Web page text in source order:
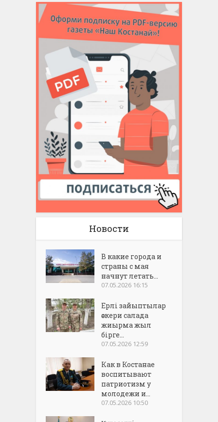
Новости
В какие города и
страны с мая
начнут летать...
07.05.2026 16:15
Ерлі зайыптылар
әскери салада
жиырма жыл
бірге...
07.05.2026 12:59
Как в Костанае
воспитывают
патриотизм у
молодежи и...
07.05.2026 10:50